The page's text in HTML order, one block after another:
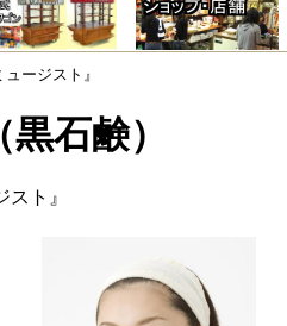
ージスト』
石鹸）
ト』